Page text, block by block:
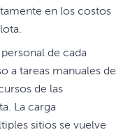
en los costos
personal de cada
a tareas manuales de
de las
La carga
sitios se vuelve